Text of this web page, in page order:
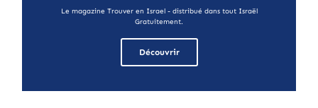
Le magazine Trouver en Israel - distribué dans tout Israël
Gratuitement.
Découvrir